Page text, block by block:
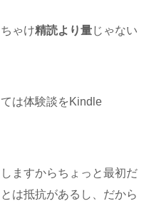
ゃけ精読より量じゃない
は体験談をKindle
ますからちょっと最初だ
は抵抗があるし、だから